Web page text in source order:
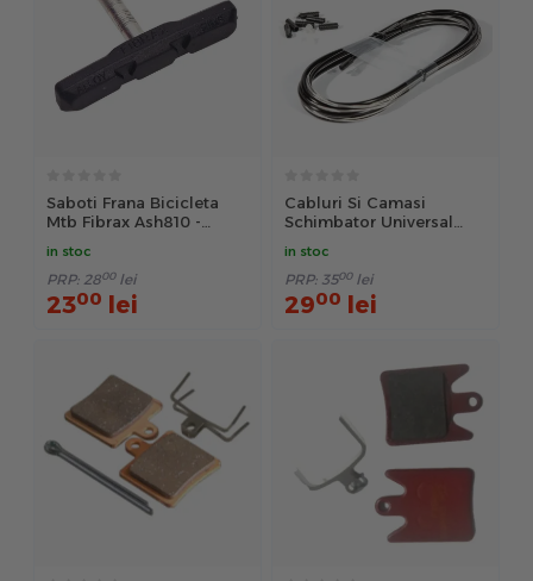
Saboti Frana Bicicleta
Mtb Fibrax Ash810 -
in stoc
PRP: 2800 lei
2300 lei
Cabluri Si Camasi
Schimbator Universal
Fcg2104
in stoc
PRP: 3500 lei
2900 lei